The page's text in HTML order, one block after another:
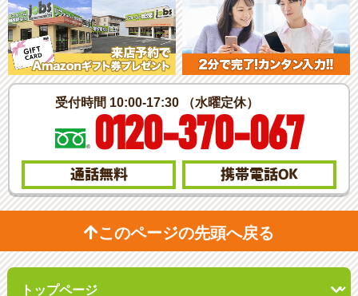
受付時間 10:00-17:30 （水曜定休）
0120-370-067
通話無料 携帯電話OK
このページの先頭へ戻る